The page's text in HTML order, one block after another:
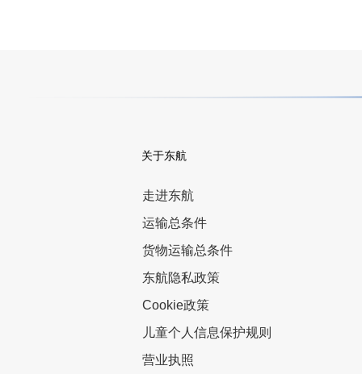
关于东航
走进东航
运输总条件
货物运输总条件
东航隐私政策
Cookie政策
儿童个人信息保护规则
营业执照